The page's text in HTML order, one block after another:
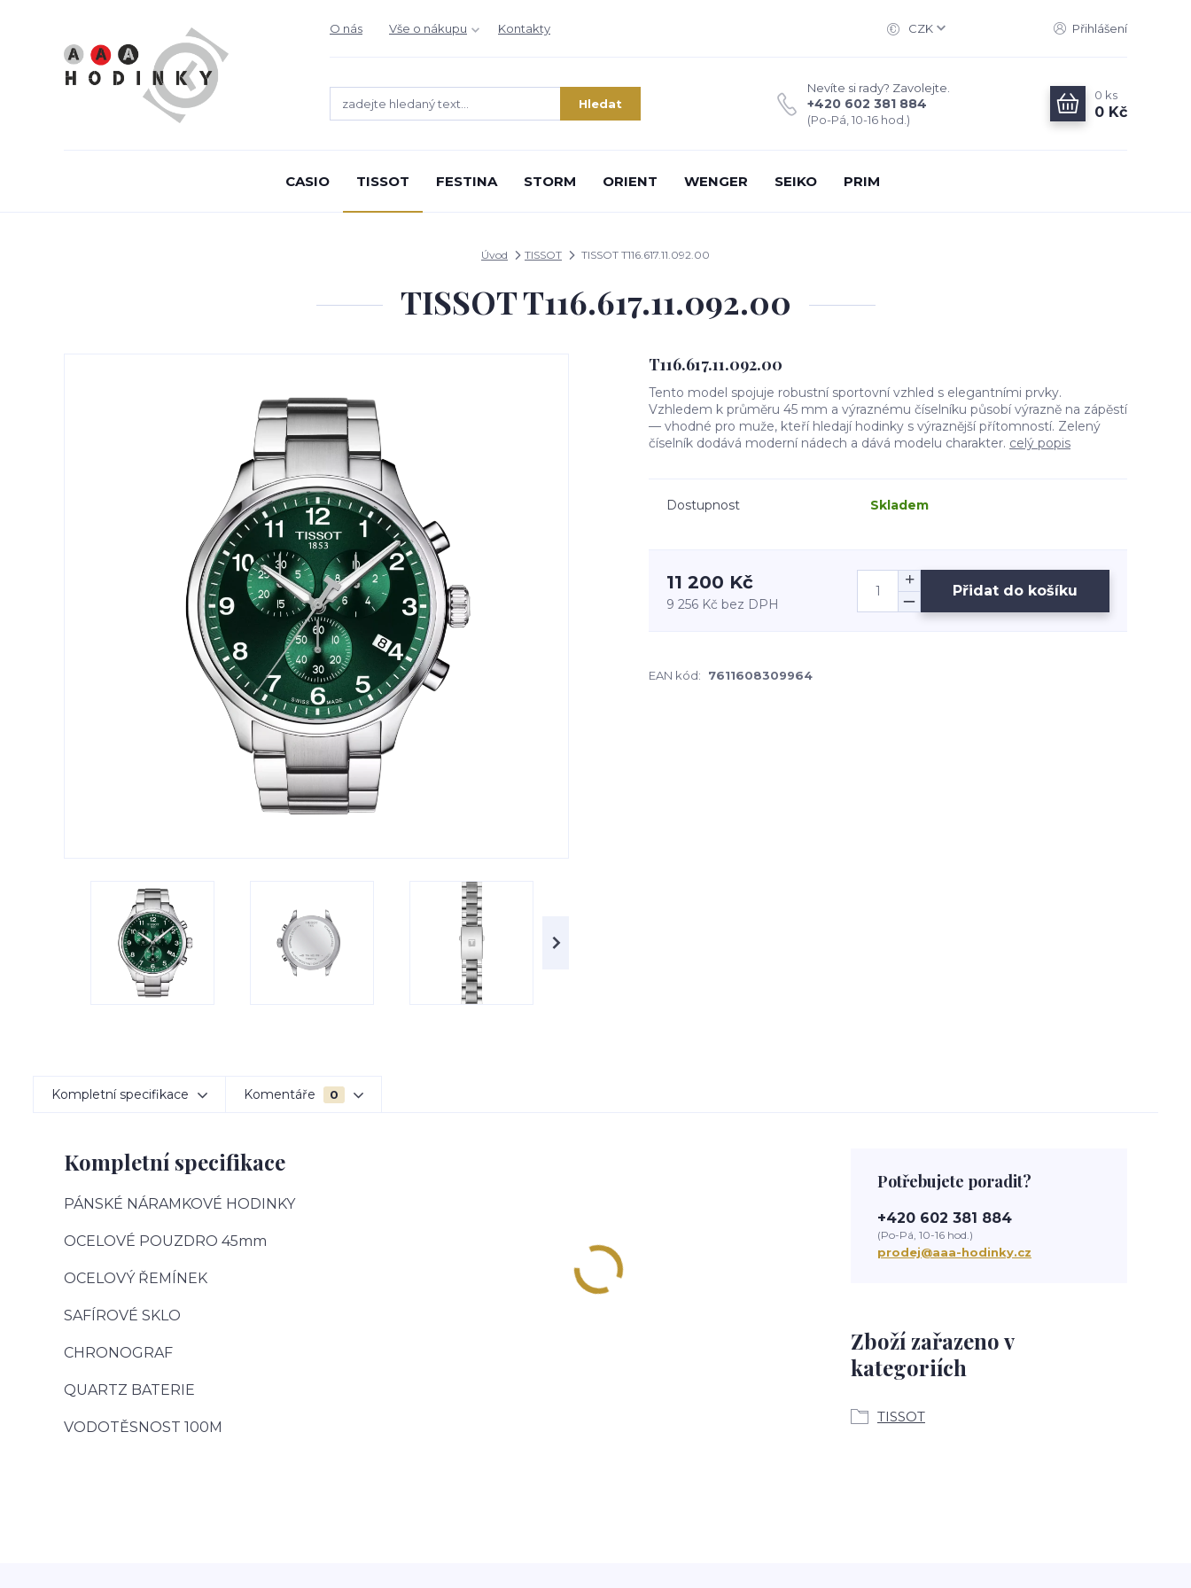
O nás Vše o nákupu Kontakty CZK Přihlášení
Hledat
Nevíte si rady? Zavolejte.
+420 602 381 884
(Po-Pá, 10-16 hod.)
0 ks
0 Kč
CASIO TISSOT FESTINA STORM ORIENT WENGER SEIKO PRIM
Úvod TISSOT TISSOT T116.617.11.092.00
TISSOT T116.617.11.092.00
T116.617.11.092.00
Tento model spojuje robustní sportovní vzhled s elegantními prvky.
Vzhledem k průměru 45 mm a výraznému číselníku působí výrazně na zápěstí
— vhodné pro muže, kteří hledají hodinky s výraznější přítomností. Zelený
číselník dodává moderní nádech a dává modelu charakter. celý popis
Dostupnost Skladem
11 200 Kč
9 256 Kč bez DPH
Přidat do košíku
EAN kód: 7611608309964
Kompletní specifikace Komentáře 0
Kompletní specifikace
PÁNSKÉ NÁRAMKOVÉ HODINKY
OCELOVÉ POUZDRO 45mm
OCELOVÝ ŘEMÍNEK
SAFÍROVÉ SKLO
CHRONOGRAF
QUARTZ BATERIE
VODOTĚSNOST 100M
Zboží zařazeno v
kategoriích
TISSOT
Potřebujete poradit?
+420 602 381 884
(Po-Pá, 10-16 hod.)
prodej@aaa-hodinky.cz